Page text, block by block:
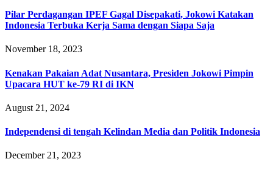
Pilar Perdagangan IPEF Gagal Disepakati, Jokowi Katakan
Indonesia Terbuka Kerja Sama dengan Siapa Saja
November 18, 2023
Kenakan Pakaian Adat Nusantara, Presiden Jokowi Pimpin
Upacara HUT ke-79 RI di IKN
August 21, 2024
Independensi di tengah Kelindan Media dan Politik Indonesia
December 21, 2023